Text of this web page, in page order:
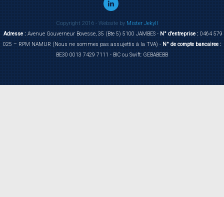
Copyright 2016 - Website byMister Jekyll
Adresse :Avenue Gouverneur Bovesse, 35 (Bte 5) 5100 JAMBES - N° d'entreprise :0464 579
025 – RPM NAMUR (Nous ne sommes pas assujettis à la TVA) -N° de compte bancairee :
BE30 0013 7429 7111 - BIC ou Swift: GEBABEBB